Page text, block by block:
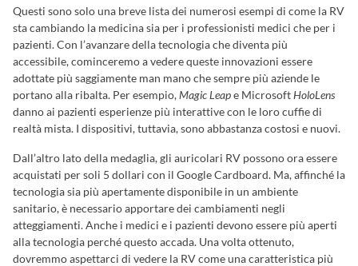
Questi sono solo una breve lista dei numerosi esempi di come la RV
sta cambiando la medicina sia per i professionisti medici che per i
pazienti. Con l’avanzare della tecnologia che diventa più
accessibile, cominceremo a vedere queste innovazioni essere
adottate più saggiamente man mano che sempre più aziende le
portano alla ribalta. Per esempio,Magic Leape MicrosoftHoloLens
danno ai pazienti esperienze più interattive con le loro cuffie di
realtà mista. I dispositivi, tuttavia, sono abbastanza costosi e nuovi.
Dall’altro lato della medaglia, gli auricolari RV possono ora essere
acquistati per soli 5 dollari con il Google Cardboard. Ma, affinché la
tecnologia sia più apertamente disponibile in un ambiente
sanitario, è necessario apportare dei cambiamenti negli
atteggiamenti. Anche i medici e i pazienti devono essere più aperti
alla tecnologia perché questo accada. Una volta ottenuto,
dovremmo aspettarci di vedere la RV come una caratteristica più